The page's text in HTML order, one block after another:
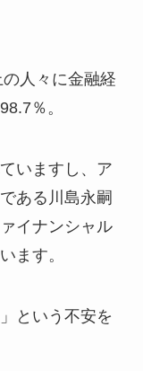
人々に金融経
％。
いますし、ア
ある川島永嗣
イナンシャル
ます。
という不安を